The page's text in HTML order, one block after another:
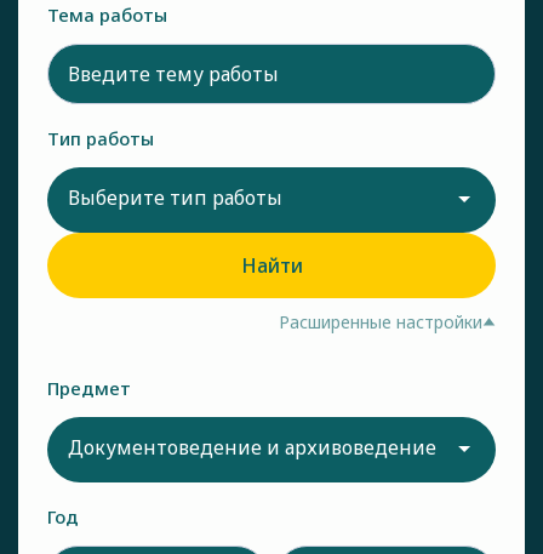
Тема работы
Тип работы
Выберите тип работы
Найти
Расширенные настройки
Предмет
Документоведение и архивоведение
Год